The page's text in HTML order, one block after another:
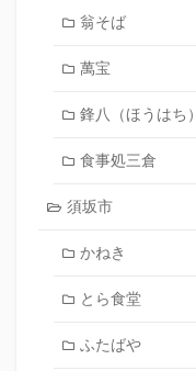
翁そば
萬宝
鋒八（ほうはち）
食事処三倉
須坂市
かねき
とら食堂
ふたばや